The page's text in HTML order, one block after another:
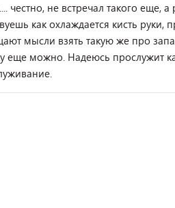
честно, не встречал такого еще, а
как охлаждается кисть руки,
мысли взять такую же про
еще можно. Надеюсь прослужит